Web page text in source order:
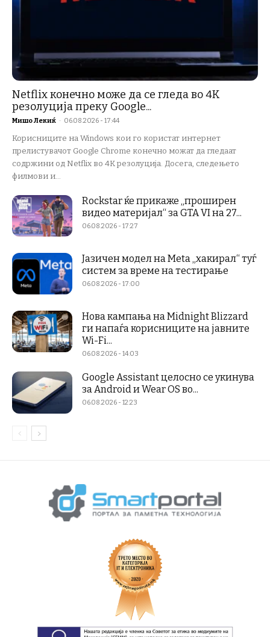
Netflix конечно може да се гледа во 4K
резолуција преку Google...
Мишо Лекиќ - 06.08.2026 - 17:44
Корисниците на Windows кои го користат интернет
прелистувачот Google Chrome конечно можат да гледаат
содржини од Netflix во 4K резолуција. Досега, следењето
филмови и...
Rockstar ќе прикаже „проширен
видео материјал“ за GTA VI на 27...
06.08.2026 - 17:27
Јазичен модел на Meta „хакирал“ туѓ
систем за време на тестирање
06.08.2026 - 17:00
Нова кампања на Midnight Blizzard
ги напаѓа корисниците на јавните
Wi-Fi...
06.08.2026 - 14:03
Google Assistant целосно се укинува
за Android и Wear OS во...
06.08.2026 - 12:23